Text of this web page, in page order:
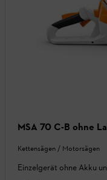
MSA 70 C-B ohne
Kettensägen / Motorsägen
Einzelgerät ohne Akku